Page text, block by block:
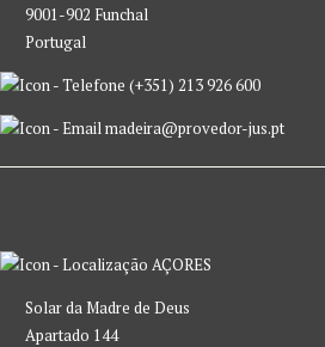
9001-902 Funchal
Portugal
(+351) 213 926 600
madeira@provedor-jus.pt
AÇORES
Solar da Madre de Deus
Apartado 144